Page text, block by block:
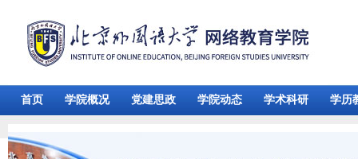
首页 学院概况 党建思政 学院动态 学术科研 学历